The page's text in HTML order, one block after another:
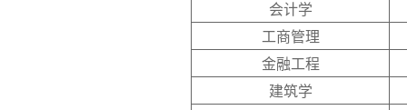
会计学
工商管理
金融工程
建筑学